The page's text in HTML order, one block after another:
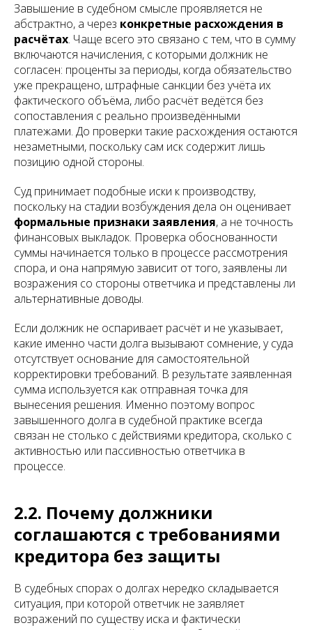
Завышение в судебном смысле проявляется не
абстрактно, а через конкретные расхождения в
расчётах. Чаще всего это связано с тем, что в сумму
включаются начисления, с которыми должник не
согласен: проценты за периоды, когда обязательство
уже прекращено, штрафные санкции без учёта их
фактического объёма, либо расчёт ведётся без
сопоставления с реально произведёнными
платежами. До проверки такие расхождения остаются
незаметными, поскольку сам иск содержит лишь
позицию одной стороны.
Суд принимает подобные иски к производству,
поскольку на стадии возбуждения дела он оценивает
формальные признаки заявления, а не точность
финансовых выкладок. Проверка обоснованности
суммы начинается только в процессе рассмотрения
спора, и она напрямую зависит от того, заявлены ли
возражения со стороны ответчика и представлены ли
альтернативные доводы.
Если должник не оспаривает расчёт и не указывает,
какие именно части долга вызывают сомнение, у суда
отсутствует основание для самостоятельной
корректировки требований. В результате заявленная
сумма используется как отправная точка для
вынесения решения. Именно поэтому вопрос
завышенного долга в судебной практике всегда
связан не столько с действиями кредитора, сколько с
активностью или пассивностью ответчика в
процессе.
2.2. Почему должники
соглашаются с требованиями
кредитора без защиты
В судебных спорах о долгах нередко складывается
ситуация, при которой ответчик не заявляет
возражений по существу иска и фактически